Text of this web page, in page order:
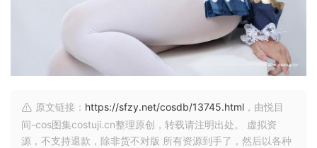
原文链接： https://sfzy.net/cosdb/13745.html ，由悦目
间-cos图集costuji.cn整理原创，转载请注明出处。 虚拟资
源，不支持退款，除非货不对版 所有资源到手了，然后以各种